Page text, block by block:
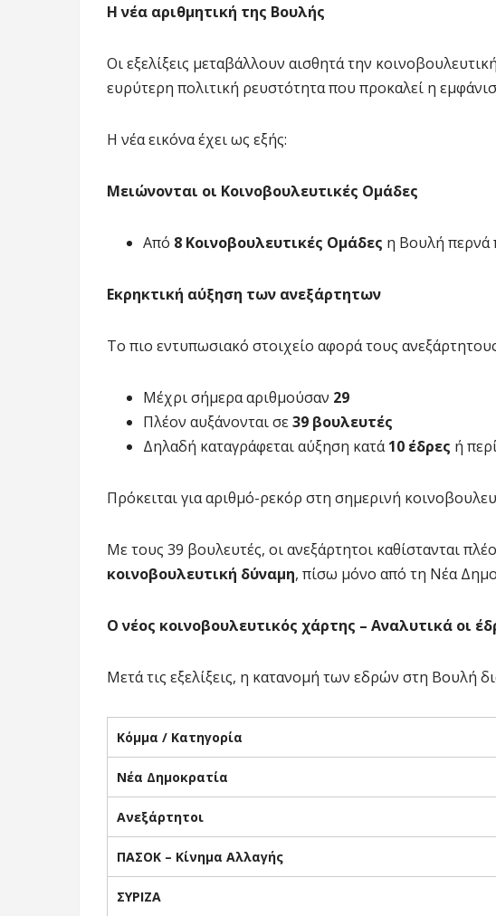
Η νέα αριθμητική της Βουλής
Οι εξελίξεις μεταβάλλουν αισθητά την
ευρύτερη πολιτική ρευστότητα που προκαλεί η
Η νέα εικόνα έχει ως εξής:
Μειώνονται οι Κοινοβουλευτικές Ομάδες
Από 8 Κοινοβουλευτικές Ομάδες η Βουλή περνά
Εκρηκτική αύξηση των ανεξάρτητων
Το πιο εντυπωσιακό στοιχείο αφορά τους
Μέχρι σήμερα αριθμούσαν 29
Πλέον αυξάνονται σε39 βουλευτές
Δηλαδή καταγράφεται αύξηση κατά10 έδρες ή
Πρόκειται για αριθμό-ρεκόρ στη σημερινή
Με τους 39 βουλευτές, οι ανεξάρτητοι καθίστανται
κοινοβουλευτική δύναμη, πίσω μόνο από τη Νέα
Ο νέος κοινοβουλευτικός χάρτης – Αναλυτικά οι
Μετά τις εξελίξεις, η κατανομή των εδρών στη Βουλή
Κόμμα / Κατηγορία
Νέα Δημοκρατία
Ανεξάρτητοι
ΠΑΣΟΚ – Κίνημα Αλλαγής
ΣΥΡΙΖΑ